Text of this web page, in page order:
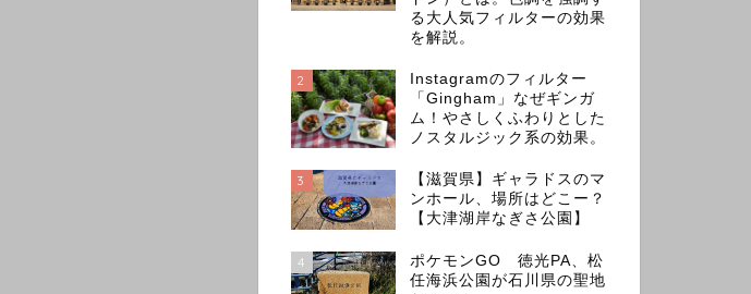
る大人気フィルターの効果
を解説。
2
Instagramのフィルター
「Gingham」なぜギンガ
ム！やさしくふわりとした
ノスタルジック系の効果。
3
【滋賀県】ギャラドスのマ
ンホール、場所はどこー？
【大津湖岸なぎさ公園】
4
ポケモンGO 徳光PA、松
任海浜公園が石川県の聖地